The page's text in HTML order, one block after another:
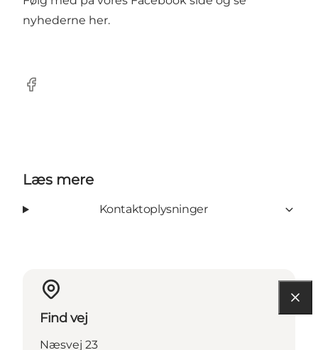
nyhederne her.
Facebook
Læs mere
Kontaktoplysninger
Find vej
Næsvej 23